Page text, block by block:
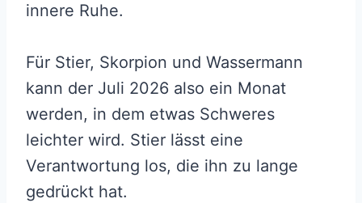
innere Ruhe.
Für Stier, Skorpion und Wassermann
kann der Juli 2026 also ein Monat
werden, in dem etwas Schweres
leichter wird. Stier lässt eine
Verantwortung los, die ihn zu lange
gedrückt hat.